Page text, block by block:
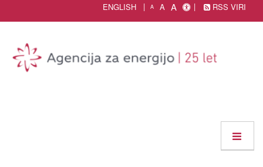
ENGLISH A A A RSS VIRI